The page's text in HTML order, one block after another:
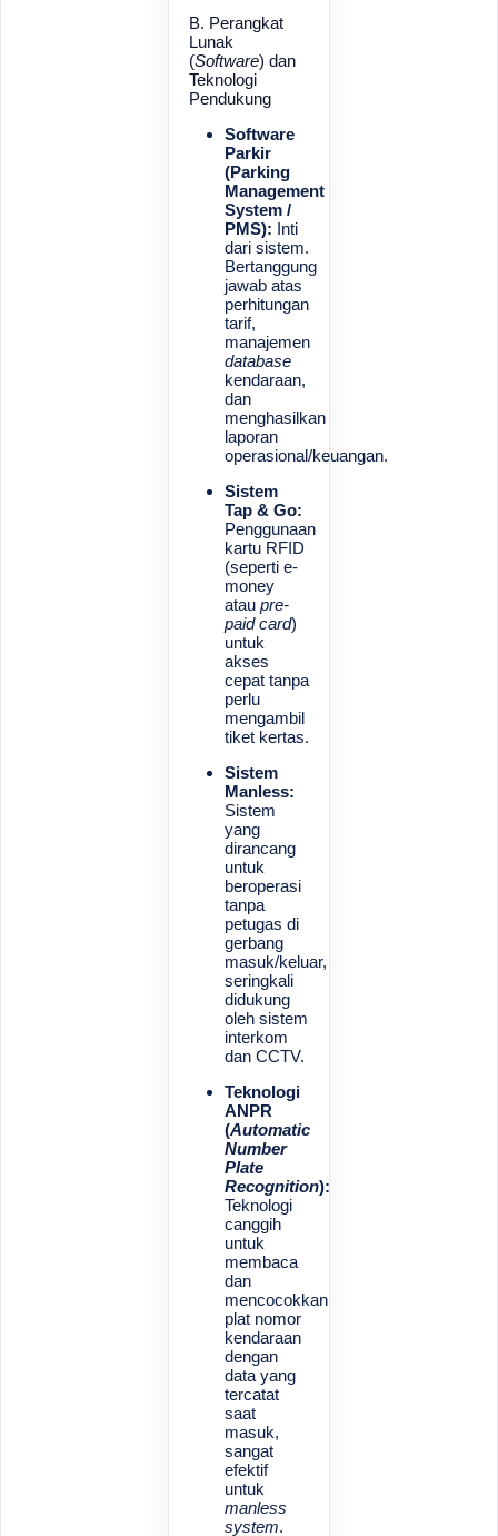
B. Perangkat
Lunak
(Software) dan
Teknologi
Pendukung
Software
Parkir
(Parking
Management
System /
PMS): Inti
dari sistem.
Bertanggung
jawab atas
perhitungan
tarif,
manajemen
database
kendaraan,
dan
menghasilkan
laporan
operasional/keuangan.
Sistem
Tap & Go:
Penggunaan
kartu RFID
(seperti e-
money
atau pre-
paid card)
untuk
akses
cepat tanpa
perlu
mengambil
tiket kertas.
Sistem
Manless:
Sistem
yang
dirancang
untuk
beroperasi
tanpa
petugas di
gerbang
masuk/keluar,
seringkali
didukung
oleh sistem
interkom
dan CCTV.
Teknologi
ANPR
(Automatic
Number
Plate
Recognition):
Teknologi
canggih
untuk
membaca
dan
mencocokkan
plat nomor
kendaraan
dengan
data yang
tercatat
saat
masuk,
sangat
efektif
untuk
manless
system.